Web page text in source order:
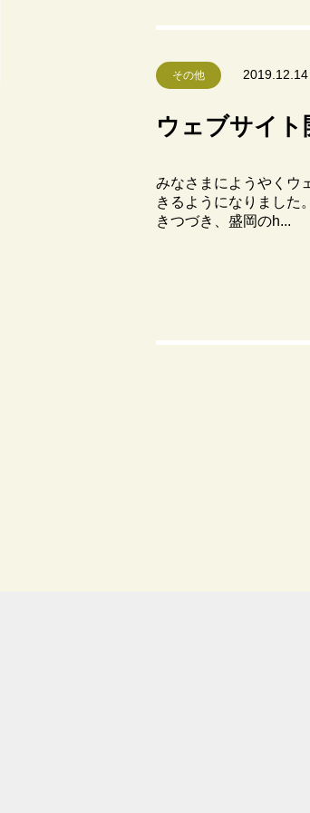
その他
ウェブサイト
みなさまにようやくウ
きるようになりました
きつづき、盛岡のh...